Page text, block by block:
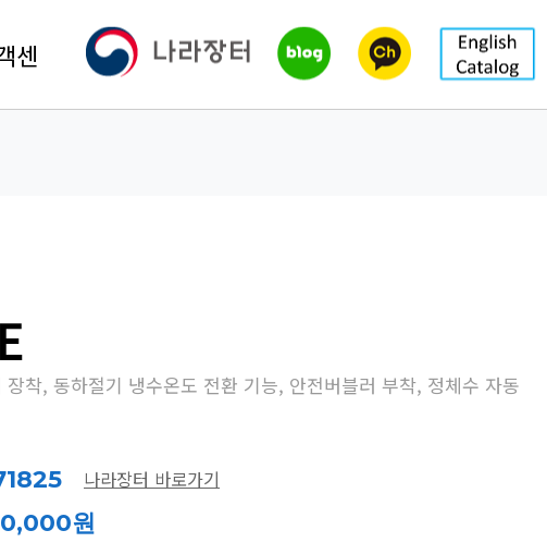
센
착, 동하절기 냉수온도 전환 기능, 안전버블러 부착, 정체수 자동
나라장터 바로가기
원